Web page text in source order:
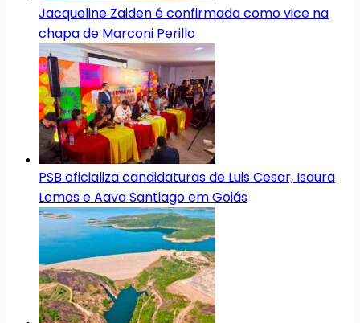
Jacqueline Zaiden é confirmada como vice na
chapa de Marconi Perillo
PSB oficializa candidaturas de Luis Cesar, Isaura
Lemos e Aava Santiago em Goiás